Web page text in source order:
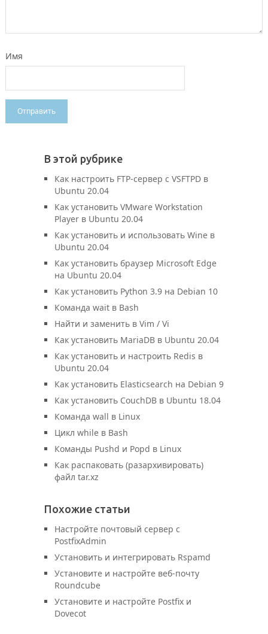
Имя
В этой рубрике
Как настроить FTP-сервер с VSFTPD в
Ubuntu 20.04
Как установить VMware Workstation
Player в Ubuntu 20.04
Как установить и использовать Wine в
Ubuntu 20.04
Как установить браузер Microsoft Edge
на Ubuntu 20.04
Как установить Python 3.9 на Debian 10
Команда wait в Bash
Найти и заменить в Vim / Vi
Как установить MariaDB в Ubuntu 20.04
Как установить и настроить Redis в
Ubuntu 20.04
Как установить Elasticsearch на Debian 9
Как установить CouchDB в Ubuntu 18.04
Команда wall в Linux
Цикл while в Bash
Команды Pushd и Popd в Linux
Как распаковать (разархивировать)
файл tar.xz
Похожие статьи
Настройте почтовый сервер с
PostfixAdmin
Установить и интегрировать Rspamd
Установите и настройте веб-почту
Roundcube
Установите и настройте Postfix и
Dovecot